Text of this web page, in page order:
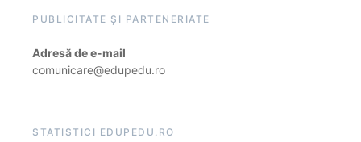
PUBLICITATE ȘI PARTENERIATE
Adresă de e-mail
comunicare@edupedu.ro
STATISTICI EDUPEDU.RO